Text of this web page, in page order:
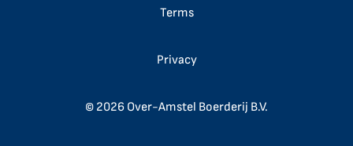
Terms
Privacy
© 2026 Over-Amstel Boerderij B.V.